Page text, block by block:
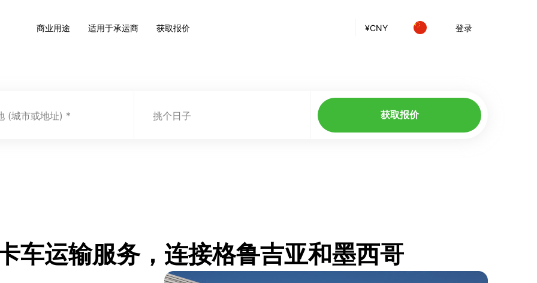
¥CNY 登录
商业用途 适用于承运商 获取报价
(城市或地址) 挑个日子 获取报价
运输服务，连接格鲁吉亚和墨西哥